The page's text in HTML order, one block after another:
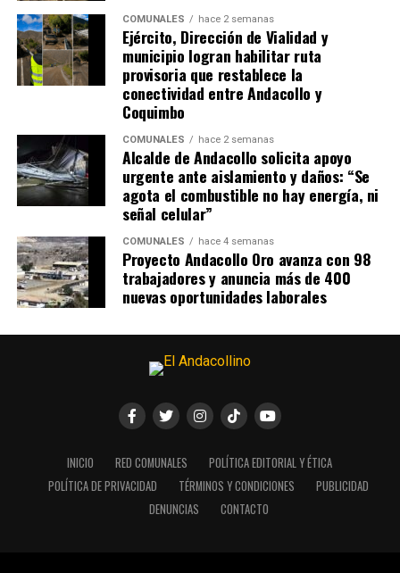
COMUNALES hace 2 semanas
Ejército, Dirección de Vialidad y
municipio logran habilitar ruta
provisoria que restablece la
conectividad entre Andacollo y
Coquimbo
COMUNALES hace 2 semanas
Alcalde de Andacollo solicita apoyo
urgente ante aislamiento y daños: “Se
agota el combustible no hay energía, ni
señal celular”
COMUNALES hace 4 semanas
Proyecto Andacollo Oro avanza con 98
trabajadores y anuncia más de 400
nuevas oportunidades laborales
INICIO RED COMUNALES
POLÍTICA EDITORIAL Y ÉTICA
POLÍTICA DE PRIVACIDAD
TÉRMINOS Y CONDICIONES
PUBLICIDAD
DENUNCIAS
CONTACTO